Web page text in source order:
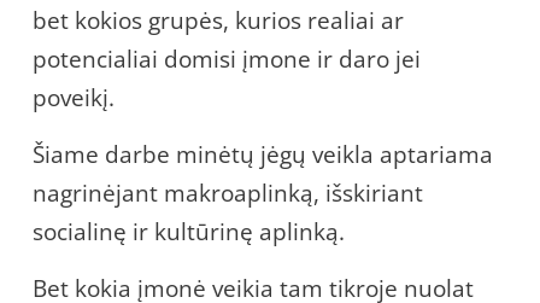
bet kokios grupės, kurios realiai ar
potencialiai domisi įmone ir daro jei
poveikį.
Šiame darbe minėtų jėgų veikla aptariama
nagrinėjant makroaplinką, išskiriant
socialinę ir kultūrinę aplinką.
Bet kokia įmonė veikia tam tikroje nuolat